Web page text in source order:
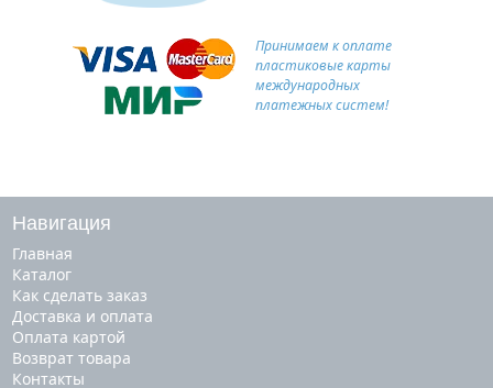
Принимаем к оплате
пластиковые карты
международных
платежных систем!
Навигация
Главная
Каталог
Как сделать заказ
Доставка и оплата
Оплата картой
Возврат товара
Контакты